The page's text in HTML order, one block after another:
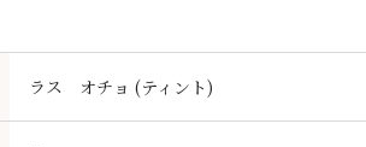
ラス オチョ (ティント)